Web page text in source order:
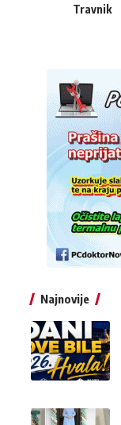
Travnik
Najnovije